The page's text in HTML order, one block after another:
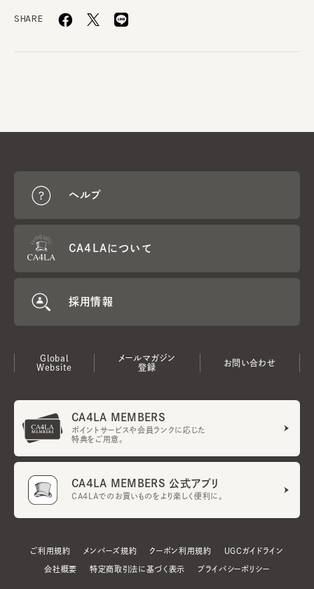
SHARE
ヘルプ
CA4LAについて
採用情報
Global
Website
メールマガジン
登録
お問い合わせ
CA4LA MEMBERS
ポイントサービスや会員ランクに応じた
特典をご用意。
CA4LA MEMBERS 公式アプリ
CA4LAでのお買いものをより楽しく便利に。
ご利用規約 メンバーズ規約 クーポン利用規約 UGCガイドライン
会社概要 特定商取引法に基づく表示 プライバシーポリシー